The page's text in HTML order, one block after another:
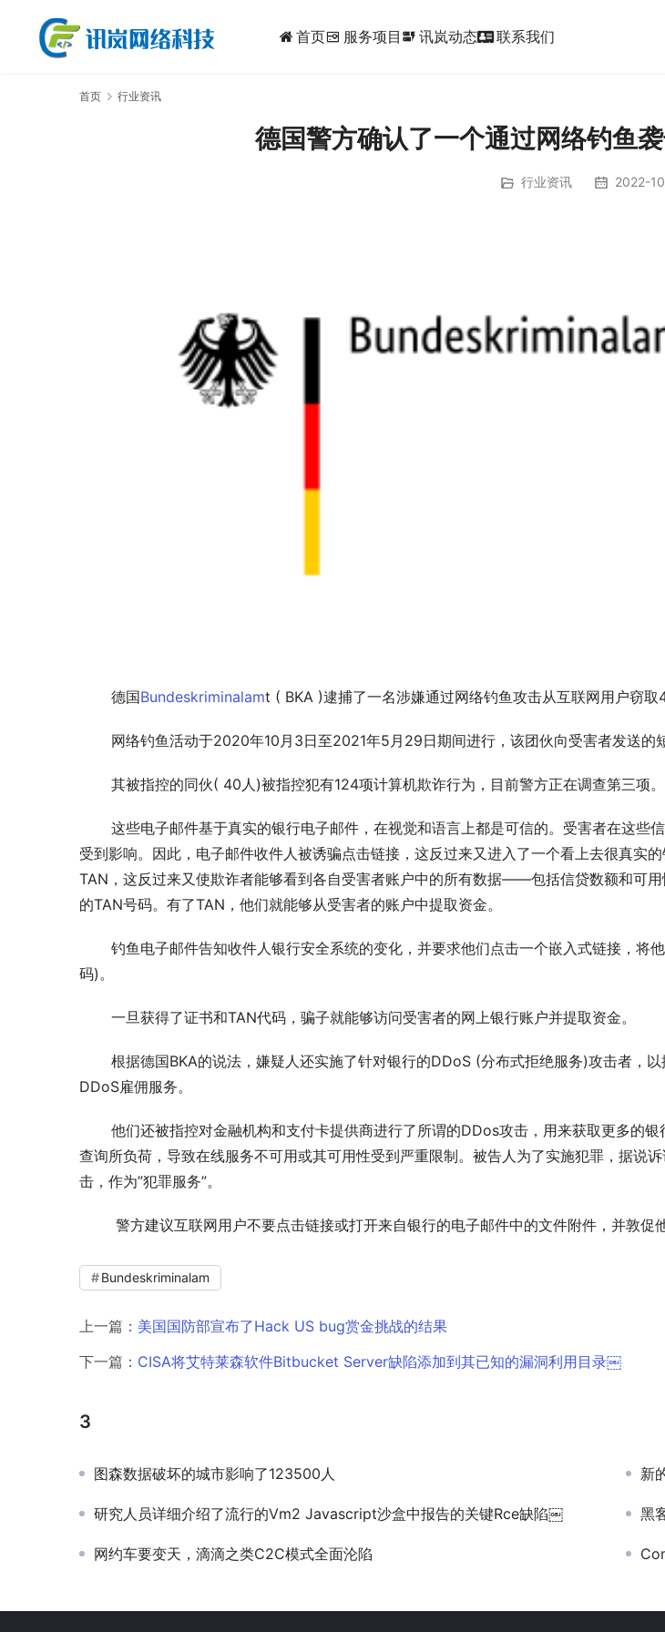
首页 服务项目 dynamic_form 讯岚动态 联系我们
首页 行业资讯
德国警方确认了一个通过网络钓鱼
行业资讯 2022-
       德国
Bundeskriminalamt ( BKA )逮捕了一名涉嫌通过网络钓鱼攻击从互联网用户窃
网络钓鱼活动于2020年10月3日至2021年5月29日期间进行，该团伙向受害者发送的
       其被指控的同伙( 40人)被指控犯有124项计算机欺诈行为，目前警方正在调查第三项。
受到影响。因此，电子邮件收件人被诱骗点击链接，这反过来又进入了一个看上去很真实
TAN，这反过来又使欺诈者能够看到各自受害者账户中的所有数据——包括信贷数额和可
的TAN号码。有了TAN，他们就能够从受害者的账户中提取资金。
码)。
       一旦获得了证书和TAN代码，骗子就能够访问受害者的网上银行账户并提取资金。
DDoS雇佣服务。
查询所负荷，导致在线服务不可用或其可用性受到严重限制。被告人为了实施犯罪，据说
击，作为”犯罪服务”。
警方建议互联网用户不要点击链接或打开来自银行的电子邮件中的文件附件，并敦促
Bundeskriminalam
上一篇： 美国国防部宣布了Hack US bug赏金挑战的结果
下一篇： CISA将艾特莱森软件Bitbucket Server缺陷添加到其已知的漏洞利用目录￼
3
图森数据破坏的城市影响了123500人 新
研究人员详细介绍了流行的Vm2 Javascript沙盒中报告的关键Rce缺陷￼ 黑
网约车要变天，滴滴之类C2C模式全面沦陷